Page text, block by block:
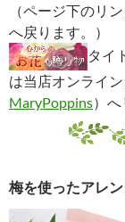
（ページ下のリ
へ戻ります。）
タイ
は当店オンライ
MaryPoppins）へ
梅を使ったアレ